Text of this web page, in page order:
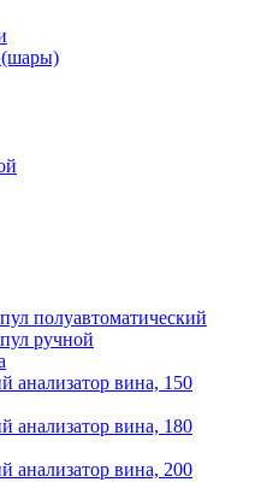
полуавтоматический
ручной
анализатор вина, 150
анализатор вина, 180
анализатор вина, 200